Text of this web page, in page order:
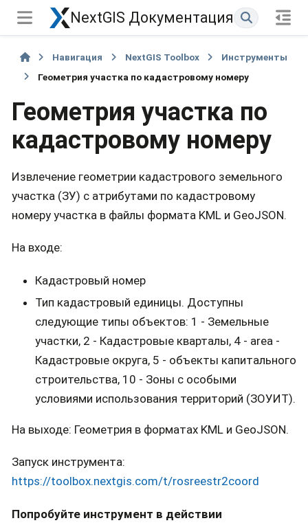
NextGIS Документация
Навигация NextGIS Toolbox
Инструменты
Геометрия участка по кадастровому номеру
Геометрия участка по
кадастровому номеру
Извлечение геометрии кадастрового земельного
участка (ЗУ) с атрибутами по кадастровому
номеру участка в файлы формата KML и GeoJSON.
На входе:
Кадастровый номер
Тип кадастровый единицы. Доступны
следующие типы объектов: 1 - Земельные
участки, 2 - Кадастровые кварталы, 4 - area -
Кадастровые округа, 5 - объекты капитального
строительства, 10 - Зоны с особыми
условиями использования территорий (ЗОУИТ).
На выходе: Геометрия в форматах KML и GeoJSON.
Запуск инструмента:
https://toolbox.nextgis.com/t/rosreestr2coord
Попробуйте инструмент в действии